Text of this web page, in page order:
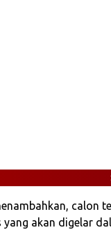
calon
yang akan digelar